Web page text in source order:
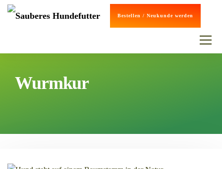
Bestellen / Neukunde werden
Wurmkur